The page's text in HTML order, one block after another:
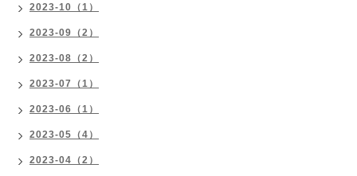
2023-10（1）
2023-09（2）
2023-08（2）
2023-07（1）
2023-06（1）
2023-05（4）
2023-04（2）